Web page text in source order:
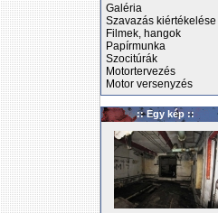
Galéria
Szavazás kiértékelése
Filmek, hangok
Papírmunka
Szocitúrák
Motortervezés
Motor versenyzés
:: Egy kép ::